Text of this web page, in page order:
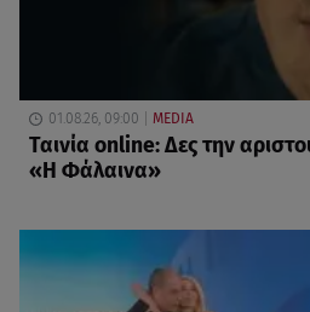
01.08.26, 09:00 MEDIA
Ταινία online: Δες την
«Η Φάλαινα»